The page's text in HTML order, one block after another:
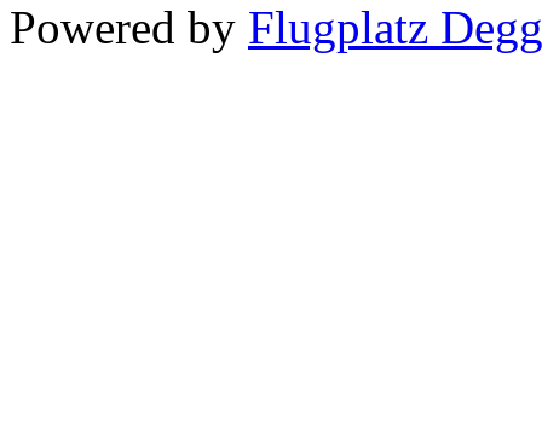
Powered by Flugplatz